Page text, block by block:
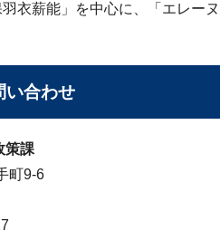
衣薪能」を中心に、「エレー
い合わせ
策課
町9-6